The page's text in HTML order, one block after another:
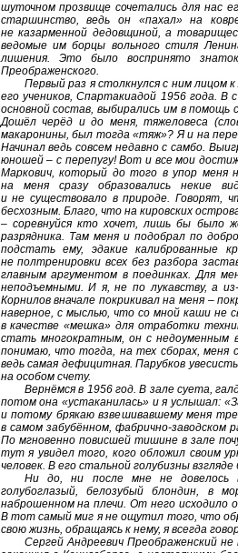
шуточном прозвище сочетались для нас
старшинство, ведь он «пахал» на
не казарменной дедовщиной, а
ведомые им борцы вольного стиля
лишения. Это было воспринято
Преображенского.
Первый раз я столкнулся с ним лицом
его учеников, Спартакиадой 1956 года. В
основной состав, выбирались им в помощь
Дошёл черёд и до меня, тяжеловеса
макаронины, был тогда «тяж»? Я и на
Начинал ведь совсем недавно с самбо.
юношей – с перепугу! Вот и все мои
Маркович, который до того в упор меня
на меня сразу образовались некие
и не существовало в природе. Говорят,
бесхозным. Благо, что на кировских
– соревнуйся кто хочет, лишь бы было
разрядника. Там меня и подобрал по
подстать ему, эдакие калиброванные
не полтренировки всех без разбора
главным аргументом в поединках. Для
неподъемными. И я, не по лукавству, а
Корнилов вначале покрикивал на меня –
наверное, с мыслью, что со мной каши не
в качестве «мешка» для отработки
стать многократным, он с недоуменным
понимаю, что тогда, на тех сборах, меня
ведь самая дефицитная. Парубков
на особом счету.
Вернёмся в 1956 год. В зале суета,
потом она «устаканилась» и я услышал:
и потому брякаю взвешивавшему меня
в самом забубённом, фабрично-заводском
По мгновенно повисшей тишине в зале
тут я увидел того, кого обложил своим
человек. В его стальной голубизны
Ни до, ни после мне не довелось
голубоглазый, белозубый блондин, в
наброшенном на плечи. От него исходило
В тот самый миг я не ощутил того, что
свою жизнь, обращаясь к нему, я всегда
Сергей Андреевич Преображенский